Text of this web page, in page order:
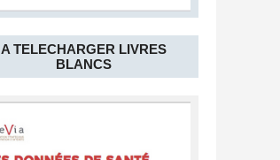
A TELECHARGER LIVRES
BLANCS